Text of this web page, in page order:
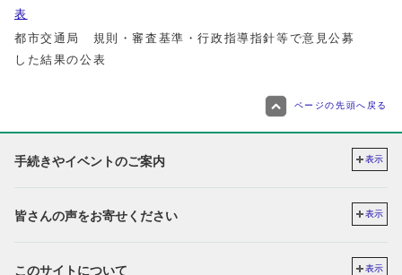
表
都市交通局 規則・審査基準・行政指導指針等で意見公募
した結果の公表
ページの先頭へ戻る
手続きやイベントのご案内 表示
皆さんの声をお寄せください 表示
このサイトについて 表示